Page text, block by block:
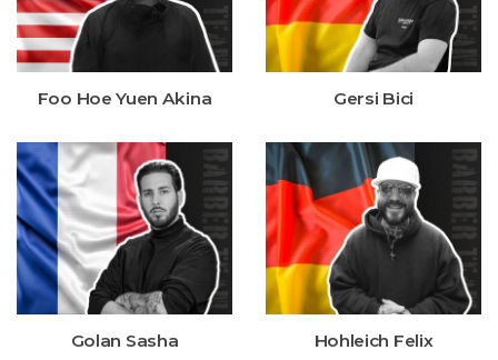
Foo Hoe Yuen Akina Gersi Bici
Golan Sasha Hohleich Felix